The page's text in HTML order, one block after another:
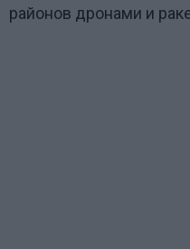
районов дронами и